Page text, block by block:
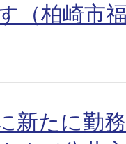
（柏崎市
新たに勤